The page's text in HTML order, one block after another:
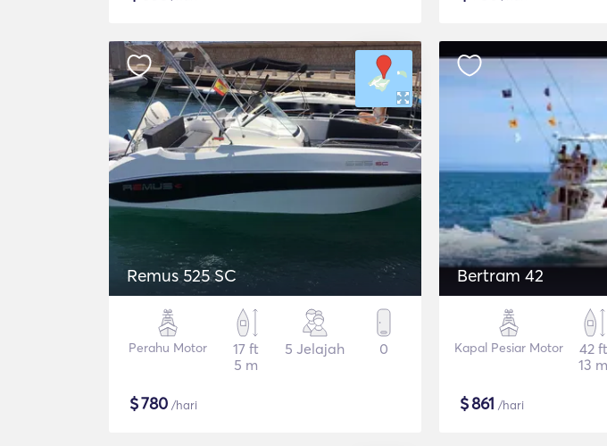
Remus 525 SC
Perahu Motor
17 ft
5 m
5 Jelajah 0
$780 /hari
Bertram 42
Kapal Pesiar Motor
42 ft
13 m
$861 /hari